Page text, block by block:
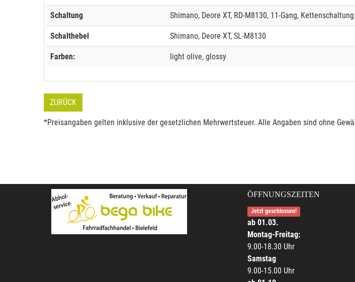
Schaltung Shimano, Deore XT, RD-M8130, 11-Gang, Kettenschaltung
Schalthebel Shimano, Deore XT, SL-M8130
Farben: light olive, glossy
ZURÜCK
*Preisangaben gelten inklusive der gesetzlichen Mehrwertsteuer. Alle Angaben sind ohne
ÖFFNUNGSZEITEN
Jetzt geschlossen!
ab 01.03.
Montag-Freitag:
9.00-18.30 Uhr
Samstag
9.00-15.00 Uhr